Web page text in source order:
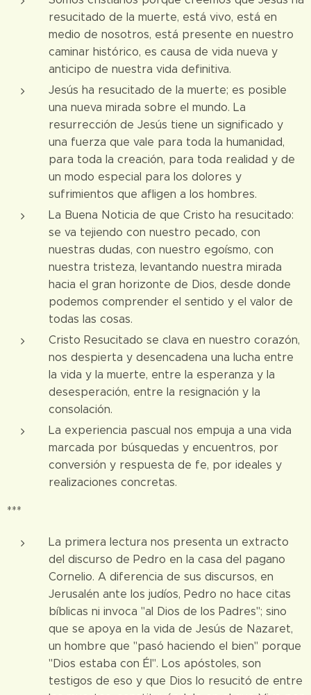
resucitado de la muerte, está vivo, está en
medio de nosotros, está presente en nuestro
caminar histórico, es causa de vida nueva y
anticipo de nuestra vida definitiva.
Jesús ha resucitado de la muerte; es posible
una nueva mirada sobre el mundo. La
resurrección de Jesús tiene un significado y
una fuerza que vale para toda la humanidad,
para toda la creación, para toda realidad y de
un modo especial para los dolores y
sufrimientos que afligen a los hombres.
La Buena Noticia de que Cristo ha resucitado:
se va tejiendo con nuestro pecado, con
nuestras dudas, con nuestro egoísmo, con
nuestra tristeza, levantando nuestra mirada
hacia el gran horizonte de Dios, desde donde
podemos comprender el sentido y el valor de
todas las cosas.
Cristo Resucitado se clava en nuestro corazón,
nos despierta y desencadena una lucha entre
la vida y la muerte, entre la esperanza y la
desesperación, entre la resignación y la
consolación.
La experiencia pascual nos empuja a una vida
marcada por búsquedas y encuentros, por
conversión y respuesta de fe, por ideales y
realizaciones concretas.
***
La primera lectura nos presenta un extracto
del discurso de Pedro en la casa del pagano
Cornelio. A diferencia de sus discursos, en
Jerusalén ante los judíos, Pedro no hace citas
bíblicas ni invoca "al Dios de los Padres"; sino
que se apoya en la vida de Jesús de Nazaret,
un hombre que "pasó haciendo el bien" porque
"Dios estaba con Él". Los apóstoles, son
testigos de eso y que Dios lo resucitó de entre